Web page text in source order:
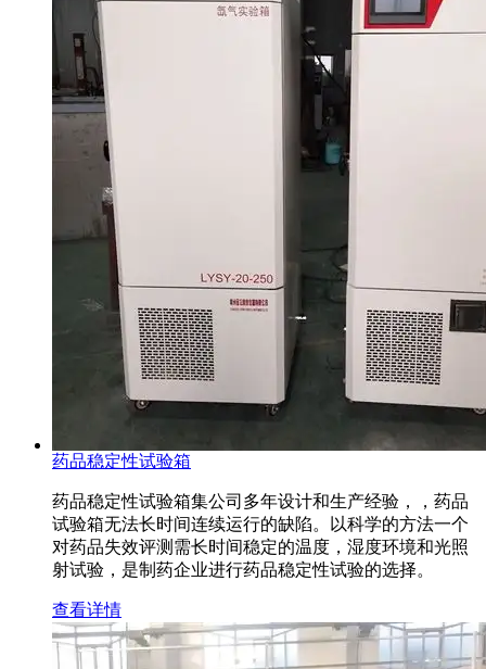
药品稳定性试验箱
药品稳定性试验箱集公司多年设计和生产经验，，药品
试验箱无法长时间连续运行的缺陷。以科学的方法一个
对药品失效评测需长时间稳定的温度，湿度环境和光照
射试验，是制药企业进行药品稳定性试验的选择。
查看详情